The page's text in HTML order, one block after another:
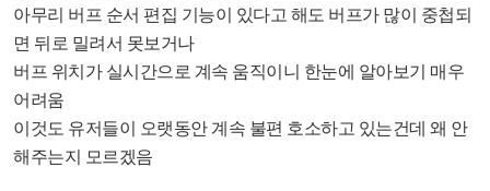
아무리 버프 순서 편집 기능이 있다고 해도 버프가 많이 중첩되
면 뒤로 밀려서 못보거나
버프 위치가 실시간으로 계속 움직이니 한눈에 알아보기 매우
어려움
이것도 유저들이 오랫동안 계속 불편 호소하고 있는건데 왜 안
해주는지 모르겠음